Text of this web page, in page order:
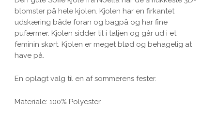
blomster på hele kjolen. Kjolen har en firkantet
udskæring både foran og bagpå og har fine
pufærmer. Kjolen sidder til i taljen og går ud i et
feminin skørt. Kjolen er meget blød og behagelig at
have på.
En oplagt valg til en af sommerens fester.
Materiale: 100% Polyester.